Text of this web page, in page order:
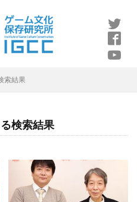
索結果
検索結果